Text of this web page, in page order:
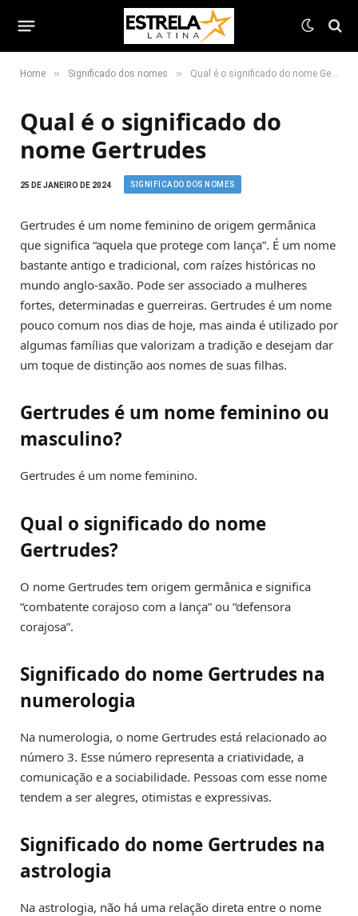
Home » Significado dos nomes » Qual é o significado do nome Gertrudes
Qual é o significado do
nome Gertrudes
25 DE JANEIRO DE 2024 SIGNIFICADO DOS NOMES
Gertrudes é um nome feminino de origem germânica
que significa “aquela que protege com lança”. É um nome
bastante antigo e tradicional, com raízes históricas no
mundo anglo-saxão. Pode ser associado a mulheres
fortes, determinadas e guerreiras. Gertrudes é um nome
pouco comum nos dias de hoje, mas ainda é utilizado por
algumas famílias que valorizam a tradição e desejam dar
um toque de distinção aos nomes de suas filhas.
Gertrudes é um nome feminino ou
masculino?
Gertrudes é um nome feminino.
Qual o significado do nome
Gertrudes?
O nome Gertrudes tem origem germânica e significa
“combatente corajoso com a lança” ou “defensora
corajosa”.
Significado do nome Gertrudes na
numerologia
Na numerologia, o nome Gertrudes está relacionado ao
número 3. Esse número representa a criatividade, a
comunicação e a sociabilidade. Pessoas com esse nome
tendem a ser alegres, otimistas e expressivas.
Significado do nome Gertrudes na
astrologia
Na astrologia, não há uma relação direta entre o nome